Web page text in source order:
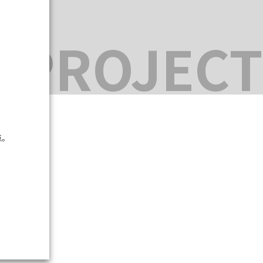
PROJECT